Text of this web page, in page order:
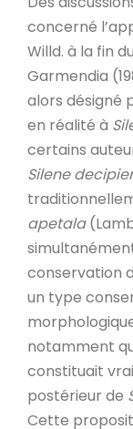
concerné
Willd. à la fin
Garmendia
alors désigné
en réalité à
certains
Silene
apetala
conservation
un type
notamment
constituait
postérieur de
Cette